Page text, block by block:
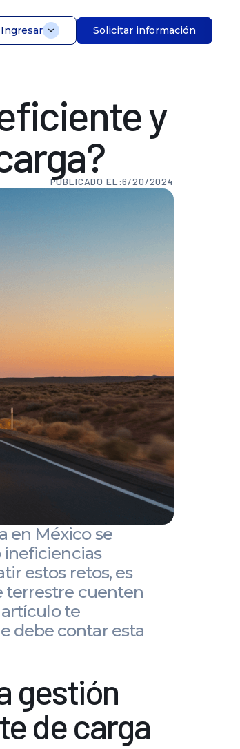
Ingresar Solicitar información
y
PUBLICADO EL:6/20/2024
en México se
estos retos, es
terrestre cuenten
te
debe contar esta
gestión
de carga